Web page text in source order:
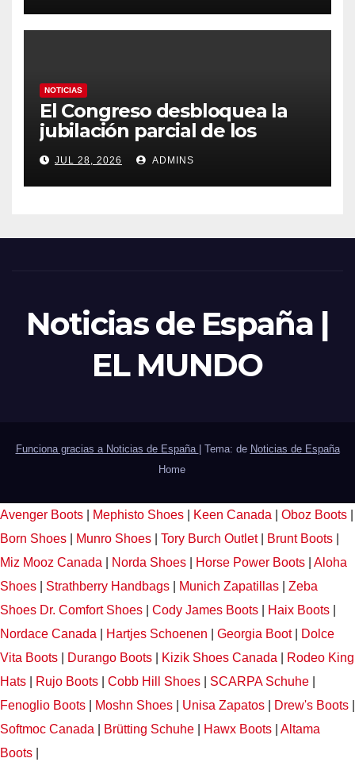
emergencia nacional
NOTICIAS
El Congreso desbloquea la
jubilación parcial de los
trabajadores laborales del
sector público
JUL 28, 2026 ADMINS
Noticias de España |
EL MUNDO
Funciona gracias a Noticias de España Tema: de Noticias de España
Home
Avenger Boots Mephisto Shoes Keen Canada Oboz Boots
Born Shoes
Munro Shoes Tory Burch Outlet Brunt Boots
Miz Mooz Canada
Norda Shoes Horse Power Boots
Aloha
Shoes
Strathberry Handbags Munich Zapatillas
Zeba
Shoes Dr. Comfort Shoes Cody James Boots Haix Boots
Nordace Canada
Hartjes Schoenen Georgia Boot|
Dolce
Vita Boots
Durango Boots Kizik Shoes Canada
Rodeo King
Hats
Rujo Boots Cobb Hill Shoes SCARPA Schuhe
Fenoglio Boots
Moshn Shoes Unisa Zapatos Drew's Boots
Softmoc Canada
Brütting Schuhe Hawx Boots
Altama
Boots